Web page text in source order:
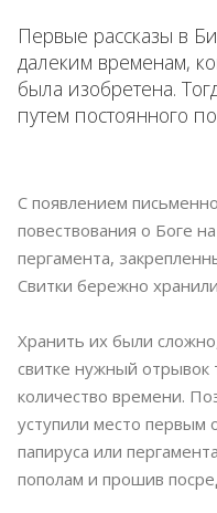
Первые рассказы в
далеким временам,
была изобретена.
путем постоянного
С появлением
повествования о Боге
пергамента,
Свитки бережно
Хранить их были
свитке нужный отрывок
количество времени.
уступили место первым
папируса или
пополам и прошив